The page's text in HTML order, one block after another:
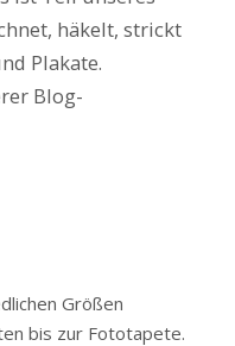
häkelt, strickt
Plakate.
Blog-
Größen
bis zur Fototapete.